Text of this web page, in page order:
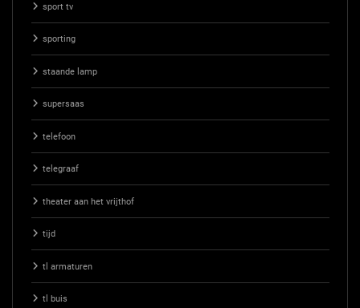
sport tv
sporting
staande lamp
supersaas
telefoon
telegraaf
theater aan het vrijthof
tijd
tl armaturen
tl buis